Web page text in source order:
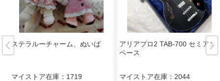
ステラルーチャーム、ぬいば
マイストア在庫： 1719
アリアプロ2 TAB-700 セミアコ
ベース
マイストア在庫： 2044